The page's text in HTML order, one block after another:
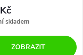
skladem
ZOBRAZIT